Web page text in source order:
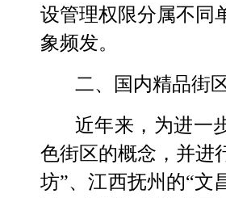
设管理权限分属不同
象频发。
二、国内精品街
近年来，为进一
色街区的概念，并进
坊”、江西抚州的“文